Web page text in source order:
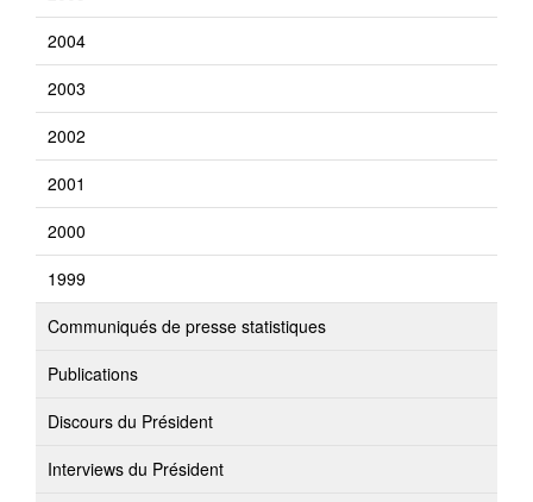
2004
2003
2002
2001
2000
1999
Communiqués de presse statistiques
Publications
Discours du Président
Interviews du Président